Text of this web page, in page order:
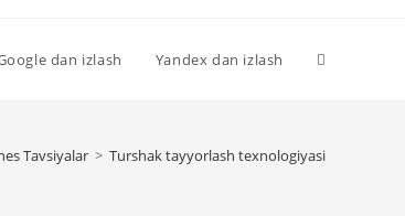
dan izlash Yandex dan izlash
Tavsiyalar > Turshak tayyorlash texnologiyasi